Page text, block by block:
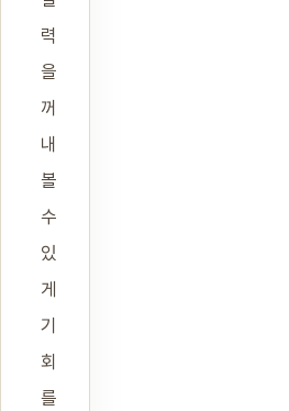
력
을
꺼
내
볼
수
있
게
기
회
를